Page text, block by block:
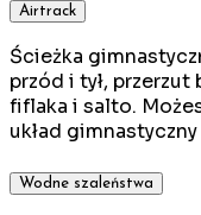
Airtrack
Ścieżka
przód i tył,
fiflaka i salto.
układ
Wodne szaleństwa